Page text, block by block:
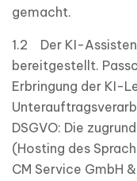
gemacht.
1.2 Der KI-
bereitgestellt.
Erbringung der KI-
DSGVO: Die
(Hosting des
CM Service GmbH